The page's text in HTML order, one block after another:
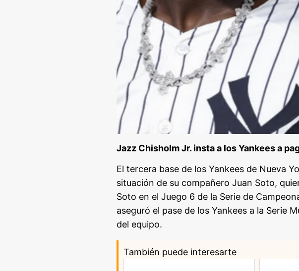
Jazz Chisholm Jr. insta a los Yankees a
El tercera base de los Yankees de Nueva
situación de su compañero Juan Soto,
Soto en el Juego 6 de la Serie de
aseguró el pase de los Yankees a la Serie
del equipo.
También puede interesarte